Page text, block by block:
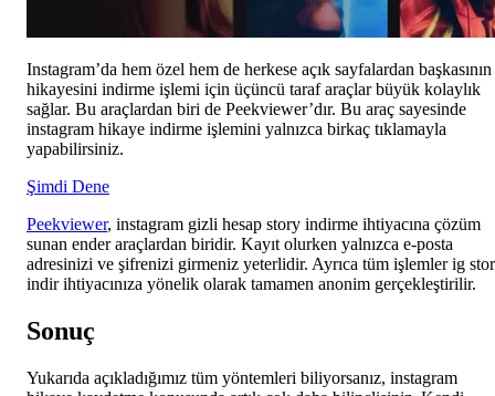
Instagram’da hem özel hem de herkese açık sayfalardan başkasının
hikayesini indirme işlemi için üçüncü taraf araçlar büyük kolaylık
sağlar. Bu araçlardan biri de Peekviewer’dır. Bu araç sayesinde
instagram hikaye indirme işlemini yalnızca birkaç tıklamayla
yapabilirsiniz.
Şimdi Dene
Peekviewer, instagram gizli hesap story indirme ihtiyacına çözüm
sunan ender araçlardan biridir. Kayıt olurken yalnızca e-posta
adresinizi ve şifrenizi girmeniz yeterlidir. Ayrıca tüm işlemler ig
indir ihtiyacınıza yönelik olarak tamamen anonim gerçekleştirilir.
Sonuç
Yukarıda açıkladığımız tüm yöntemleri biliyorsanız, instagram